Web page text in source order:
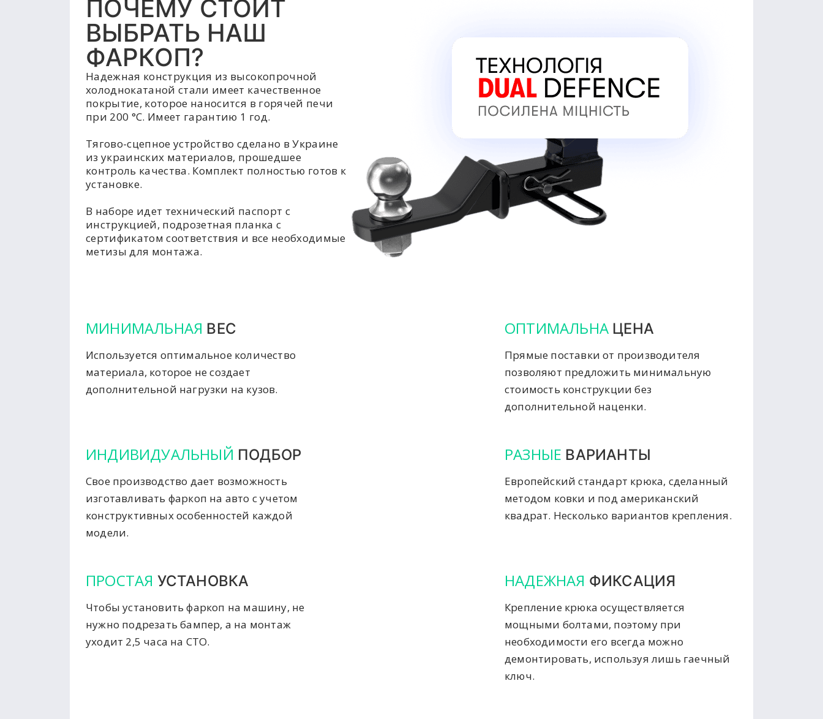
ПОЧЕМУ СТОИТ
ВЫБРАТЬ НАШ
ФАРКОП?
Надежная конструкция из высокопрочной
холоднокатаной стали имеет качественное
покрытие, которое наносится в горячей печи
при 200 °C. Имеет гарантию 1 год.
Тягово-сцепное устройство сделано в Украине
из украинских материалов, прошедшее
контроль качества. Комплект полностью готов к
установке.
В наборе идет технический паспорт с
инструкцией, подрозетная планка с
сертификатом соответствия и все необходимые
метизы для монтажа.
МИНИМАЛЬНАЯ ВЕС
Используется оптимальное количество
материала, которое не создает
дополнительной нагрузки на кузов.
ОПТИМАЛЬНА ЦЕНА
Прямые поставки от производителя
позволяют предложить минимальную
стоимость конструкции без
дополнительной наценки.
ИНДИВИДУАЛЬНЫЙ ПОДБОР
Свое производство дает возможность
изготавливать фаркоп на авто с учетом
конструктивных особенностей каждой
модели.
РАЗНЫЕ ВАРИАНТЫ
Европейский стандарт крюка, сделанный
методом ковки и под американский
квадрат. Несколько вариантов крепления.
ПРОСТАЯ УСТАНОВКА
Чтобы установить фаркоп на машину, не
нужно подрезать бампер, а на монтаж
уходит 2,5 часа на СТО.
НАДЕЖНАЯ ФИКСАЦИЯ
Крепление крюка осуществляется
мощными болтами, поэтому при
необходимости его всегда можно
демонтировать, используя лишь гаечный
ключ.